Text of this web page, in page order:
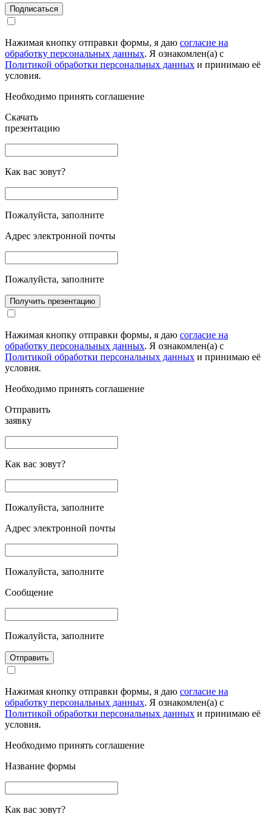
Подписаться
Нажимая кнопку отправки формы, я даю согласие на
обработку персональных данных. Я ознакомлен(а) с
Политикой обработки персональных данных и принимаю её
условия.
Необходимо принять соглашение
Скачать
презентацию
Как вас зовут?
Пожалуйста, заполните
Адрес электронной почты
Пожалуйста, заполните
Получить презентацию
Нажимая кнопку отправки формы, я даю согласие на
обработку персональных данных. Я ознакомлен(а) с
Политикой обработки персональных данных и принимаю её
условия.
Необходимо принять соглашение
Отправить
заявку
Как вас зовут?
Пожалуйста, заполните
Адрес электронной почты
Пожалуйста, заполните
Сообщение
Пожалуйста, заполните
Отправить
Нажимая кнопку отправки формы, я даю согласие на
обработку персональных данных. Я ознакомлен(а) с
Политикой обработки персональных данных и принимаю её
условия.
Необходимо принять соглашение
Название формы
Как вас зовут?